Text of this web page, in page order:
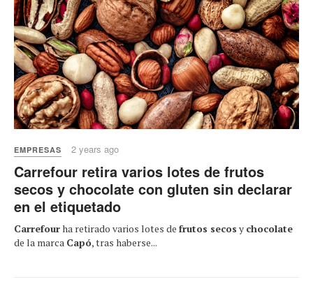
EMPRESAS 2 years ago
Carrefour retira varios lotes de frutos
secos y chocolate con gluten sin declarar
en el etiquetado
Carrefourha retirado varios lotes de frutos secos y chocolate
de la marca Capó, tras haberse...